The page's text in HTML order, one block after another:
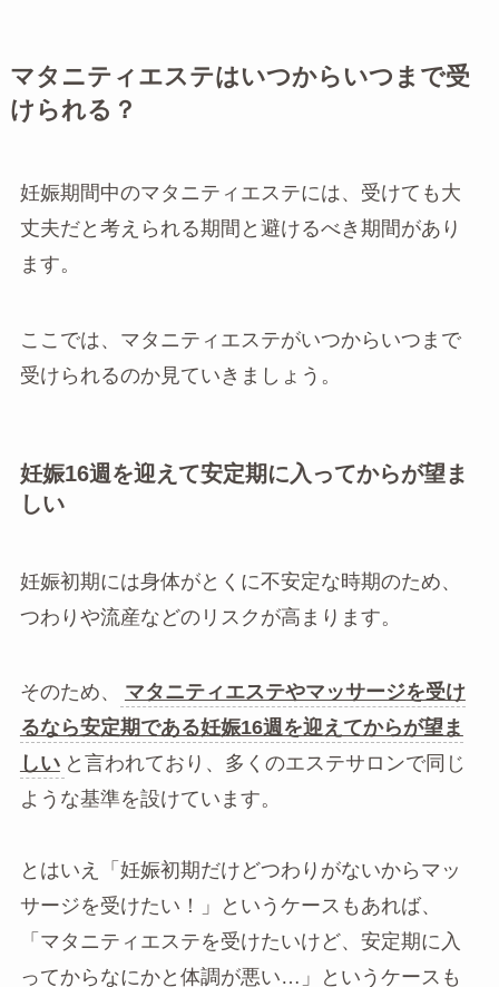
マタニティエステはいつからいつまで受
けられる？
妊娠期間中のマタニティエステには、受けても大
丈夫だと考えられる期間と避けるべき期間があり
ます。
ここでは、マタニティエステがいつからいつまで
受けられるのか見ていきましょう。
妊娠16週を迎えて安定期に入ってからが望ま
しい
妊娠初期には身体がとくに不安定な時期のため、
つわりや流産などのリスクが高まります。
そのため、
マタニティエステやマッサージを受け
るなら安定期である妊娠16週を迎えてからが望ま
しい と言われており、多くのエステサロンで同じ
ような基準を設けています。
とはいえ「妊娠初期だけどつわりがないからマッ
サージを受けたい！」というケースもあれば、
「マタニティエステを受けたいけど、安定期に入
ってからなにかと体調が悪い…」というケースも